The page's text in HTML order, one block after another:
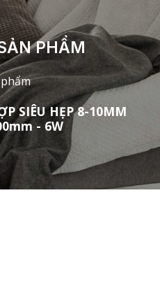
PHẨM
SIÊU HẸP 8-10MM
- 6W